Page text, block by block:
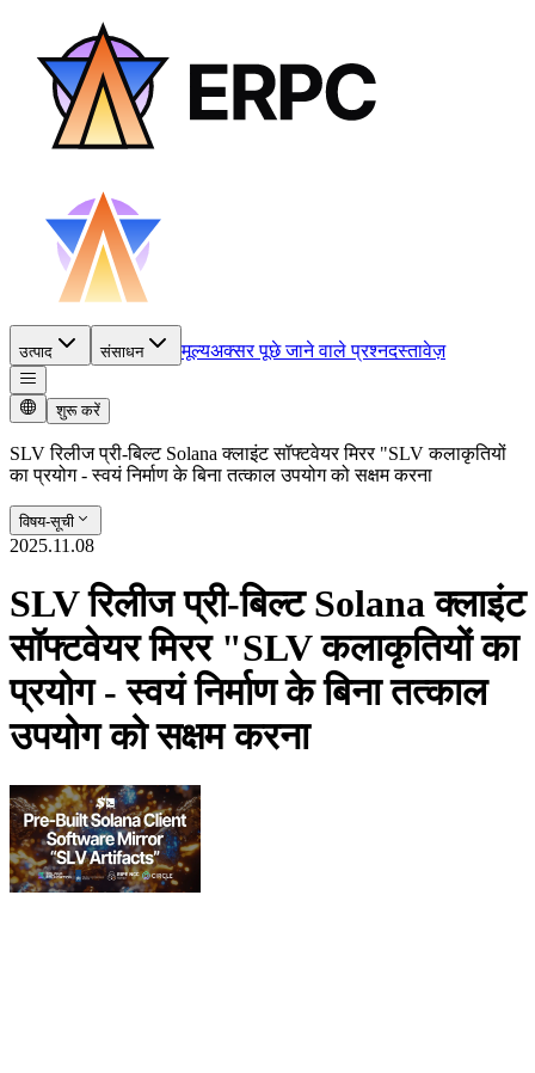
उत्पाद संसाधन मूल्यअक्सर पूछे जाने वाले प्रश्नदस्तावेज़
शुरू करें
SLV रिलीज प्री-बिल्ट Solana क्लाइंट सॉफ्टवेयर मिरर "SLV कलाकृतियों
का प्रयोग - स्वयं निर्माण के बिना तत्काल उपयोग को सक्षम करना
विषय-सूची
2025.11.08
SLV रिलीज प्री-बिल्ट Solana क्लाइंट
सॉफ्टवेयर मिरर "SLV कलाकृतियों का
प्रयोग - स्वयं निर्माण के बिना तत्काल
उपयोग को सक्षम करना